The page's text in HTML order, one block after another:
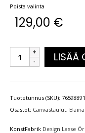
Poista valinta
129,00 €
LISÄÄ
Tuotetunnus (SKU): 76598891
Osastot: Canvastaulut,
KonstFabrik Design Lasse